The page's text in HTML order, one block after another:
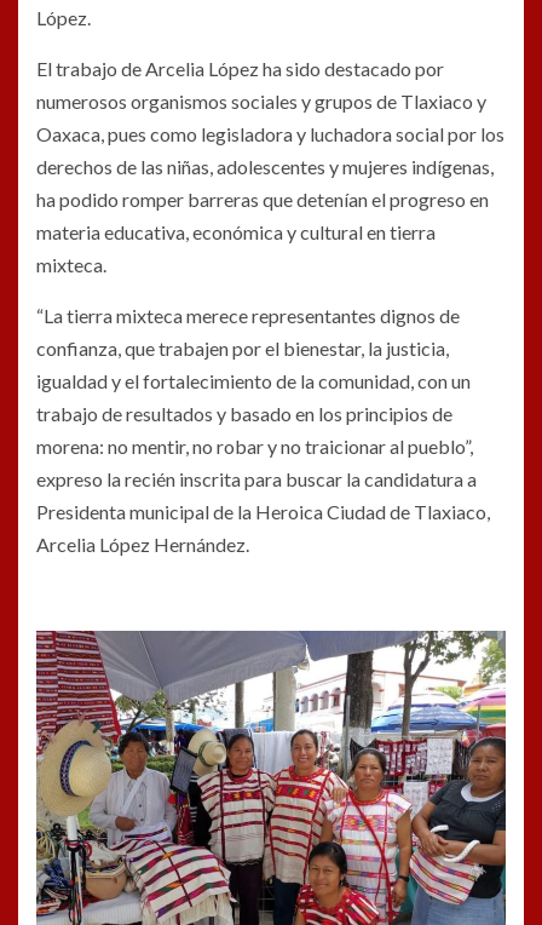
López.
El trabajo de Arcelia López ha sido destacado por
numerosos organismos sociales y grupos de Tlaxiaco y
Oaxaca, pues como legisladora y luchadora social por los
derechos de las niñas, adolescentes y mujeres indígenas,
ha podido romper barreras que detenían el progreso en
materia educativa, económica y cultural en tierra
mixteca.
“La tierra mixteca merece representantes dignos de
confianza, que trabajen por el bienestar, la justicia,
igualdad y el fortalecimiento de la comunidad, con un
trabajo de resultados y basado en los principios de
morena: no mentir, no robar y no traicionar al pueblo”,
expreso la recién inscrita para buscar la candidatura a
Presidenta municipal de la Heroica Ciudad de Tlaxiaco,
Arcelia López Hernández.